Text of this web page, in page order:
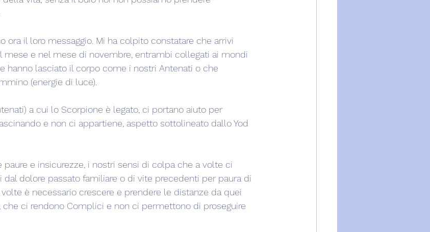
ora il loro messaggio. Mi ha colpito constatare che arrivi
mese e nel mese di novembre, entrambi collegati ai mondi
hanno lasciato il corpo come i nostri Antenati o che
(energie di luce).
a cui lo Scorpione è legato, ci portano aiuto per
e non ci appartiene, aspetto sottolineato dallo Yod
paure e insicurezze, i nostri sensi di colpa che a volte ci
dolore passato familiare o di vite precedenti per paura di
volte è necessario crescere e prendere le distanze da quei
ci rendono Complici e non ci permettono di proseguire